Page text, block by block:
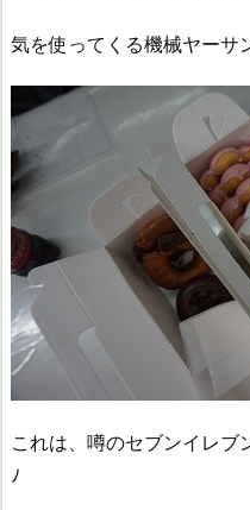
気を使ってくる機械ヤーサ
これは、噂のセブンイレ
ﾉ